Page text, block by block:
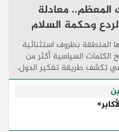
المعظم.. معادلة
وحكمة السلام
المنطقة بظروف استثنائية
الكلمات السياسية أكثر من
تكشف طريقة تفكير الدول،
والحدود التي تفصل بين القوة